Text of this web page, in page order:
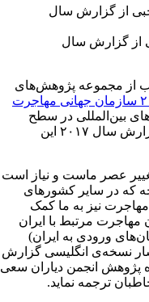
از گزارش سال
کتاب از مجموعه پژوهش‌های
گزارش سال ۲۰۲۰ سازمان جهانی مهاجرت
بین‌المللی در سطح
جهان. پیش از این انجمن دیاران منتخب گزارش سال ۲۰۱۷ این
عصر ماست و نیاز است
که در سایر کشورهای
نیز به ما کمک
مهاجرت مرتبط با ایران
ورودی به ایران)
نسخه‌ی انگلیسی گزارش
پژوهش انجمن دیاران سعی
ترجمه نماید.